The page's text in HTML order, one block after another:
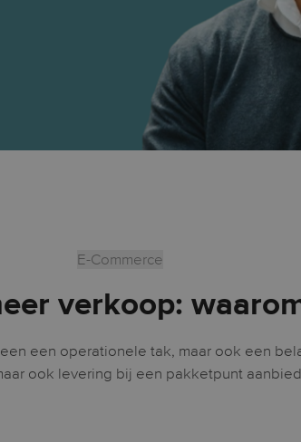
E-Commerce
verkoop:
een operationele tak, maar ook een
ook levering bij een pakketpunt